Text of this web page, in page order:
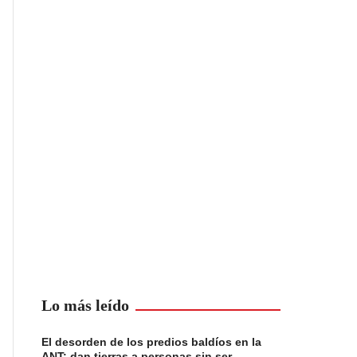
Lo más leído
El desorden de los predios baldíos en la